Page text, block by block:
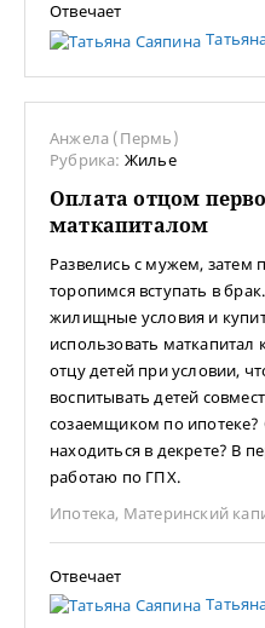
Отвечает
Анжела (Пермь)
Рубрика: Жилье
Оплата отцом
маткапиталом
Развелись с мужем, затем
торопимся вступать в
жилищные условия и
использовать маткапитал
отцу детей при условии,
воспитывать детей
созаемщиком по ипотеке?
находиться в декрете? В
работаю по ГПХ.
Ипотека, Материнский
Отвечает